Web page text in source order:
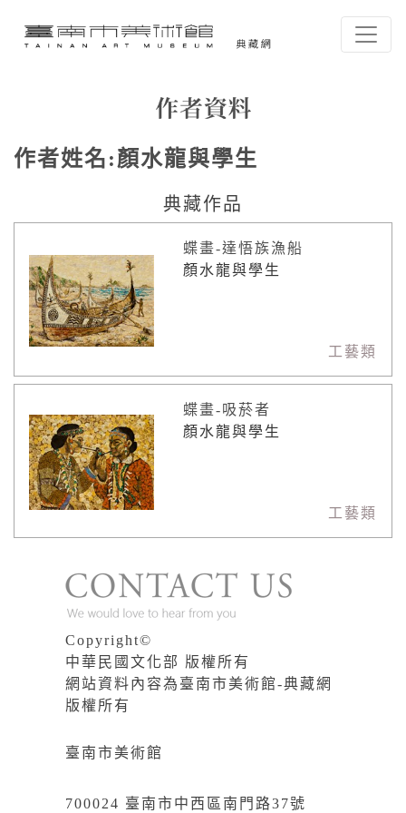
臺南市美術館-典藏網
網頁導覽
:::
作者姓名:顏水龍與學生
典藏作品
蝶畫-達悟族漁船
顏水龍與學生
工藝類
蝶畫-吸菸者
顏水龍與學生
工藝類
Copyright©
中華民國文化部 版權所有
網站資料內容為臺南市美術館-典藏網
版權所有
臺南市美術館
700024 臺南市中西區南門路37號